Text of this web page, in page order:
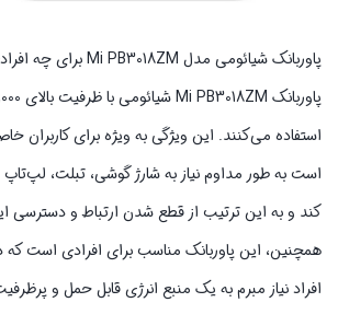
پاوربانک شیائومی مدل Mi PB3018ZM برای چه افرادی مناسب است؟
استفاده می‌کنند. این ویژگی به ویژه برای کاربران
کند و به این ترتیب از قطع شدن ارتباط و دسترسی
همچنین، این پاوربانک مناسب برای افرادی است
افراد نیاز مبرم به یک منبع انرژی قابل حمل و